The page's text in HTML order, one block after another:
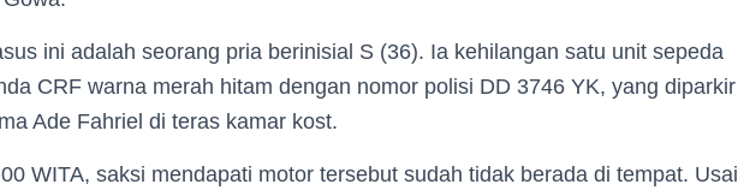
ini adalah seorang pria berinisial S (36). Ia kehilangan satu unit sepeda
CRF warna merah hitam dengan nomor polisi DD 3746 YK, yang diparkir
Ade Fahriel di teras kamar kost.
WITA, saksi mendapati motor tersebut sudah tidak berada di tempat. Usai